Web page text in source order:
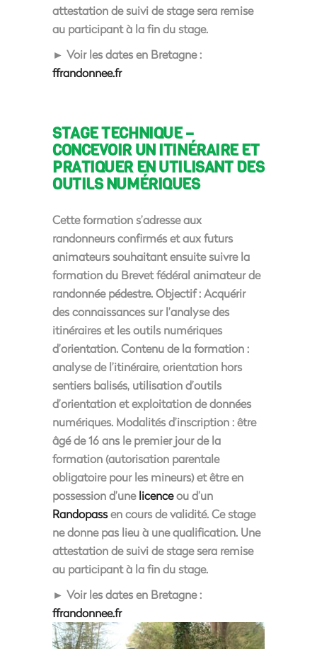
attestation de suivi de stage sera remise
au participant à la fin du stage.
► Voir les dates en Bretagne :
ffrandonnee.fr
STAGE TECHNIQUE –
CONCEVOIR UN ITINÉRAIRE ET
PRATIQUER EN UTILISANT DES
OUTILS NUMÉRIQUES
Cette formation s’adresse aux
randonneurs confirmés et aux futurs
animateurs souhaitant ensuite suivre la
formation du Brevet fédéral animateur de
randonnée pédestre. Objectif : Acquérir
des connaissances sur l’analyse des
itinéraires et les outils numériques
d’orientation. Contenu de la formation :
analyse de l’itinéraire, orientation hors
sentiers balisés, utilisation d’outils
d’orientation et exploitation de données
numériques. Modalités d’inscription : être
âgé de 16 ans le premier jour de la
formation (autorisation parentale
obligatoire pour les mineurs) et être en
possession d’unelicenceou d’un
Randopassen cours de validité. Ce stage
ne donne pas lieu à une qualification. Une
attestation de suivi de stage sera remise
au participant à la fin du stage.
► Voir les dates en Bretagne :
ffrandonnee.fr